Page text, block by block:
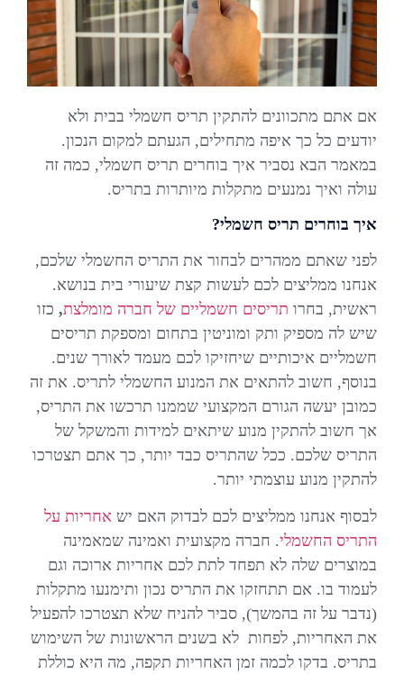
אם אתם מתכוונים להתקין תריס חשמלי בבית ולא
יודעים כל כך איפה מתחילים, הגעתם למקום הנכון.
במאמר הבא נסביר איך בוחרים תריס חשמלי, כמה זה
עולה ואיך נמנעים מתקלות מיותרות בתריס.
איך בוחרים תריס חשמלי?
לפני שאתם ממהרים לבחור את התריס החשמלי שלכם,
אנחנו ממליצים לכם לעשות קצת שיעורי בית בנושא.
ראשית, בחרו תריסים חשמליים של חברה מומלצת, כזו
שיש לה מספיק ותק ומוניטין בתחום ומספקת תריסים
חשמליים איכותיים שיחזיקו לכם מעמד לאורך שנים.
בנוסף, חשוב להתאים את המנוע החשמלי לתריס. את זה
כמובן יעשה הגורם המקצועי שממנו תרכשו את התריס,
אך חשוב להתקין מנוע שיתאים למידות והמשקל של
התריס שלכם. ככל שהתריס כבד יותר, כך אתם תצטרכו
להתקין מנוע עוצמתי יותר.
לבסוף אנחנו ממליצים לכם לבדוק האם יש אחריות על
התריס החשמלי. חברה מקצועית ואמינה שמאמינה
במוצרים שלה לא תפחד לתת לכם אחריות ארוכה וגם
לעמוד בו. אם תתחזקו את התריס נכון ותימנעו מתקלות
(נדבר על זה בהמשך), סביר להניח שלא תצטרכו להפעיל
את האחריות, לפחות לא בשנים הראשונות של השימוש
בתריס. בדקו לכמה זמן האחריות תקפה, מה היא כוללת